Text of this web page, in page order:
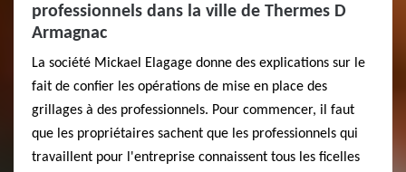
professionnels dans la ville de Thermes D
Armagnac
La société Mickael Elagage donne des explications sur le
fait de confier les opérations de mise en place des
grillages à des professionnels. Pour commencer, il faut
que les propriétaires sachent que les professionnels qui
travaillent pour l'entreprise connaissent tous les ficelles